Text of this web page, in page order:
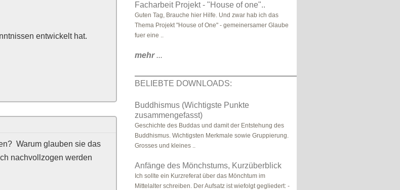
entwickelt hat.
Warum glauben sie das
nachvollzogen werden
Facharbeit Projekt - "House of one"..
Guten Tag, Brauche hier Hilfe. Und zwar hab ich das
Thema Projekt "House of One" - gemeinersamer Glaube
fuer eine ..
mehr...
BELIEBTE DOWNLOADS:
Buddhismus (Wichtigste Punkte
zusammengefasst)
Geschichte des Buddas und damit der Entstehung des
Buddhismus. Wichtigsten Merkmale sowie Gruppierung.
Grosses und kleines ..
Anfänge des Mönchstums, Kurzüberblick
Ich sollte ein Kurzreferat über das Mönchtum im
Mittelalter schreiben. Der Aufsatz ist wiefolgt gegliedert: -